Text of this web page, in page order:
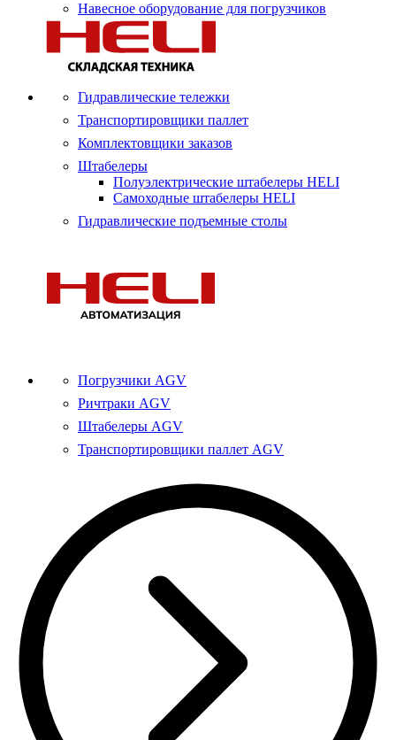
Навесное оборудование для погрузчиков
Гидравлические тележки
Транспортировщики паллет
Комплектовщики заказов
Штабелеры
Полуэлектрические штабелеры HELI
Самоходные штабелеры HELI
Гидравлические подъемные столы
Погрузчики AGV
Ричтраки AGV
Штабелеры AGV
Транспортировщики паллет AGV